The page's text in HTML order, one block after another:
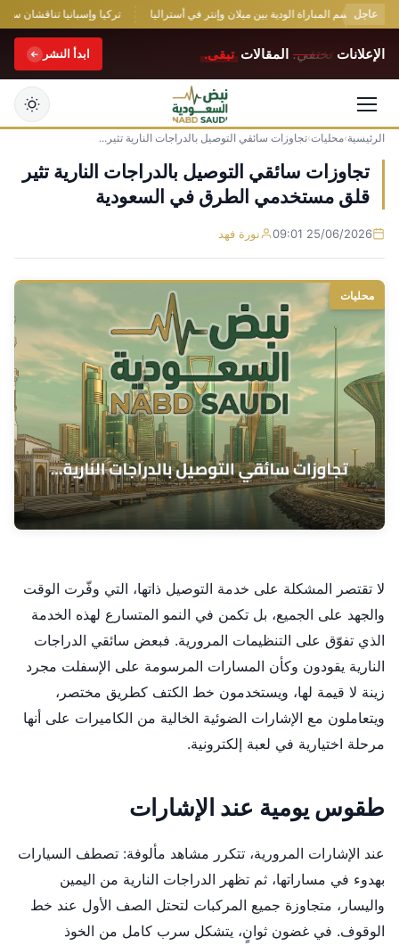
عاجل
يحسم المباراة الودية بين ميلان وإنتر في أستراليا تركيا وإسبانيا تناقشان سبل
الإعلانات تختفي. المقالات تبقى. ابدأ النشر
التجاوز
إلى
المحتوى
الرئيسية›محليات›تجاوزات سائقي التوصيل بالدراجات النارية تثير...
تجاوزات سائقي التوصيل بالدراجات النارية تثير
قلق مستخدمي الطرق في السعودية
25/06/2026 09:01 نورة فهد
محليات
لا تقتصر المشكلة على خدمة التوصيل ذاتها، التي وفّرت الوقت
والجهد على الجميع، بل تكمن في النمو المتسارع لهذه الخدمة
الذي تفوّق على التنظيمات المرورية. فبعض سائقي الدراجات
النارية يقودون وكأن المسارات المرسومة على الإسفلت مجرد
زينة لا قيمة لها، ويستخدمون خط الكتف كطريق مختصر،
ويتعاملون مع الإشارات الضوئية الخالية من الكاميرات على أنها
مرحلة اختيارية في لعبة إلكترونية.
طقوس يومية عند الإشارات
عند الإشارات المرورية، تتكرر مشاهد مألوفة: تصطف السيارات
بهدوء في مساراتها، ثم تظهر الدراجات النارية من اليمين
واليسار، متجاوزة جميع المركبات لتحتل الصف الأول عند خط
الوقوف. في غضون ثوانٍ، يتشكل سرب كامل من الخوذ